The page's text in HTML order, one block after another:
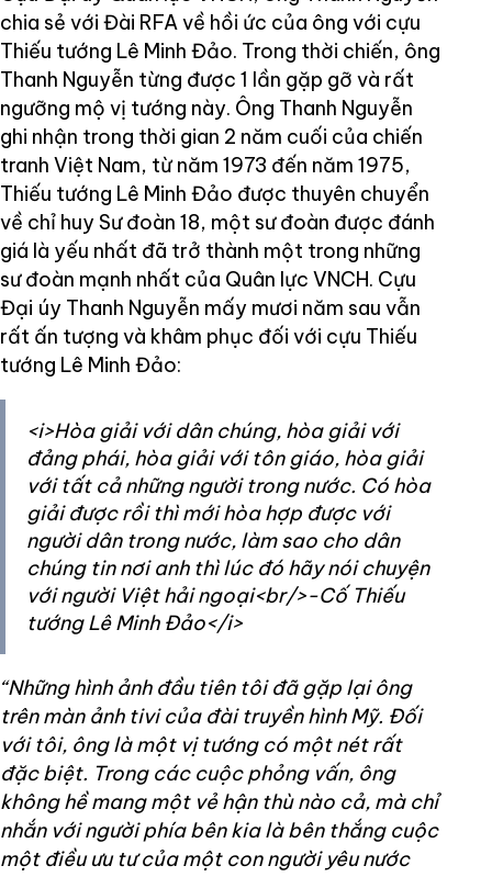
chia sẻ với Đài RFA về hồi ức của ông với cựu
Thiếu tướng Lê Minh Đảo. Trong thời chiến, ông
Thanh Nguyễn từng được 1 lần gặp gỡ và rất
ngưỡng mộ vị tướng này. Ông Thanh Nguyễn
ghi nhận trong thời gian 2 năm cuối của chiến
tranh Việt Nam, từ năm 1973 đến năm 1975,
Thiếu tướng Lê Minh Đảo được thuyên chuyển
về chỉ huy Sư đoàn 18, một sư đoàn được đánh
giá là yếu nhất đã trở thành một trong những
sư đoàn mạnh nhất của Quân lực VNCH. Cựu
Đại úy Thanh Nguyễn mấy mươi năm sau vẫn
rất ấn tượng và khâm phục đối với cựu Thiếu
tướng Lê Minh Đảo:
<i>Hòa giải với dân chúng, hòa giải với
đảng phái, hòa giải với tôn giáo, hòa giải
với tất cả những người trong nước. Có hòa
giải được rồi thì mới hòa hợp được với
người dân trong nước, làm sao cho dân
chúng tin nơi anh thì lúc đó hãy nói chuyện
với người Việt hải ngoại<br/>-Cố Thiếu
tướng Lê Minh Đảo</i>
“Những hình ảnh đầu tiên tôi đã gặp lại ông
trên màn ảnh tivi của đài truyền hình Mỹ. Đối
với tôi, ông là một vị tướng có một nét rất
đặc biệt. Trong các cuộc phỏng vấn, ông
không hề mang một vẻ hận thù nào cả, mà chỉ
nhắn với người phía bên kia là bên thắng cuộc
một điều ưu tư của một con người yêu nước